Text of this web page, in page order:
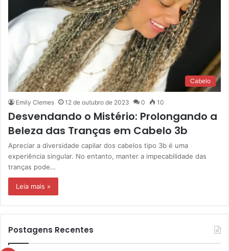
Cabelo
Emily Clemes 12 de outubro de 2023 0 10
Desvendando o Mistério: Prolongando a
Beleza das Tranças em Cabelo 3b
Apreciar a diversidade capilar dos cabelos tipo 3b é uma
experiência singular. No entanto, manter a impecabilidade das
tranças pode…
Leia mais »
Postagens Recentes